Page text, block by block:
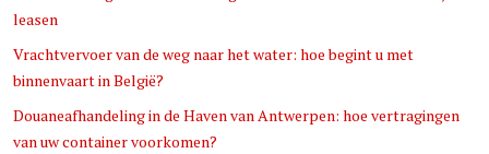
leasen
Vrachtvervoer van de weg naar het water: hoe begint u met
binnenvaart in België?
Douaneafhandeling in de Haven van Antwerpen: hoe vertragingen
van uw container voorkomen?